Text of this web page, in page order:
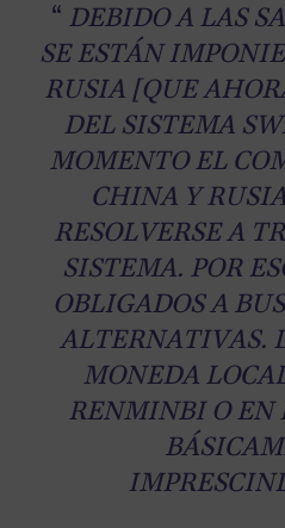
“ DEBIDO A LAS
SE ESTÁN
RUSIA [QUE
DEL SISTEMA
MOMENTO EL
CHINA Y
RESOLVERSE A
SISTEMA. POR
OBLIGADOS A
ALTERNATIVAS.
MONEDA
RENMINBI O EN